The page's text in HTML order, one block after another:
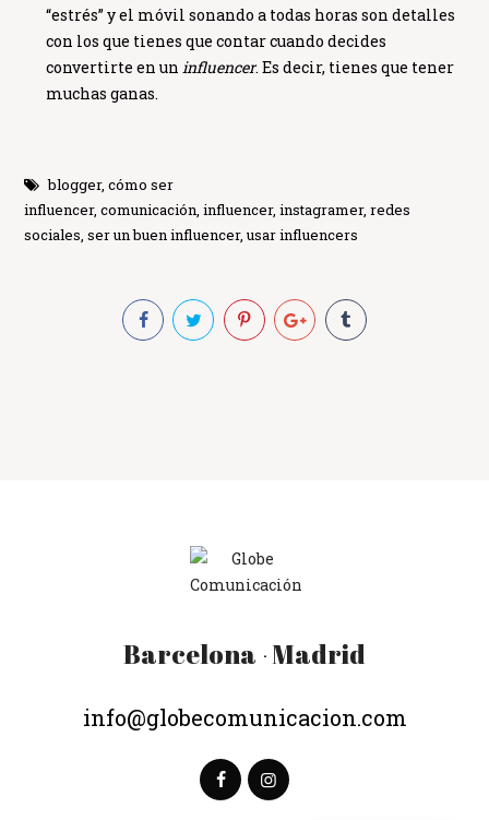
“estrés” y el móvil sonando a todas horas son detalles
con los que tienes que contar cuando decides
convertirte en uninfluencer. Es decir, tienes que tener
muchas ganas.
blogger,cómo ser
influencer,comunicación,influencer,instagramer,redes
sociales,ser un buen influencer,usar influencers
Barcelona ·Madrid
info@globecomunicacion.com
Solemos responder enseguida